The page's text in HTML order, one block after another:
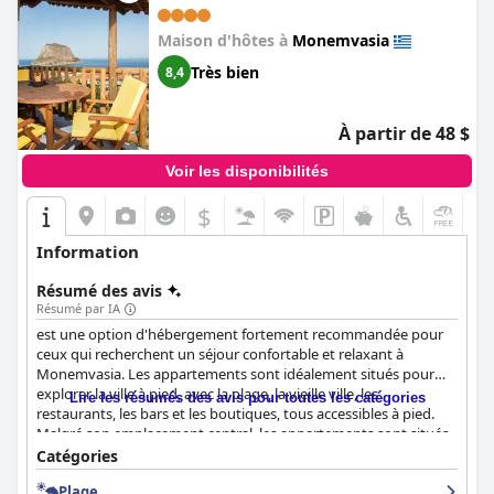
Maison d'hôtes à Monemvasia
8,4 Très bien
À partir de 48 $
Voir les disponibilités
$
Information
Résumé des avis
Résumé par IA
est une option d'hébergement fortement recommandée pour
ceux qui recherchent un séjour confortable et relaxant à
Monemvasia. Les appartements sont idéalement situés pour
explorer la ville à pied, avec la plage, la vieille ville, les
restaurants, les bars et les boutiques, tous accessibles à pied.
Malgré son emplacement central, les appartements sont situés
dans un quartier calme, ce qui en fait un endroit idéal pour un
séjour paisible et relaxant. Les chambres sont modernes,
Lire les résumés des avis pour toutes les catégories
Catégories